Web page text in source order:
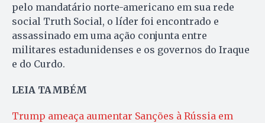
pelo mandatário norte-americano em sua rede
social Truth Social, o líder foi encontrado e
assassinado em uma ação conjunta entre
militares estadunidenses e os governos do Iraque
e do Curdo.
LEIA TAMBÉM
Trump ameaça aumentar Sanções à Rússia em